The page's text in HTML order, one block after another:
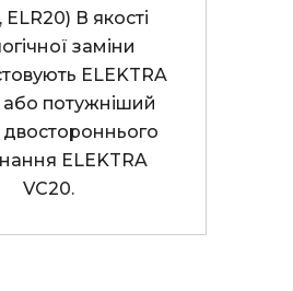
ELR20) В якості
заміни
ELEKTRA
або потужніший
двостороннього
ELEKTRA
VC20.